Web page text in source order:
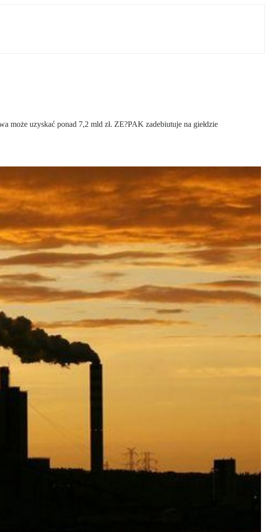
może uzyskać ponad 7,2 mld zł. ZE?PAK zadebiutuje na giełdzie